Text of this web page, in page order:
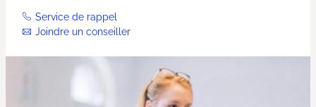
Service de rappel
Joindre un conseiller